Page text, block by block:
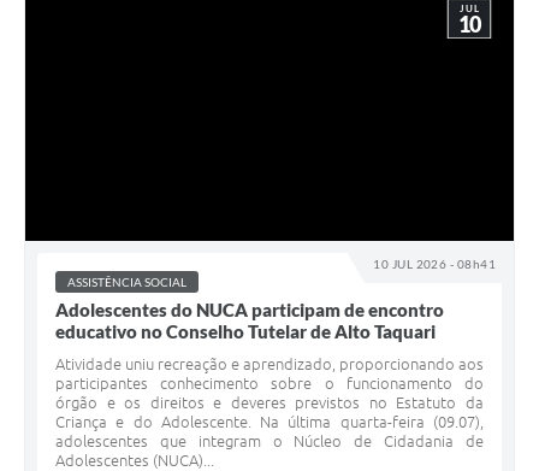
10 JUL 2026 - 08h41
JUL
10
ASSISTÊNCIA SOCIAL
Adolescentes do NUCA participam de encontro
educativo no Conselho Tutelar de Alto Taquari
Atividade uniu recreação e aprendizado, proporcionando aos
participantes conhecimento sobre o funcionamento do
órgão e os direitos e deveres previstos no Estatuto da
Criança e do Adolescente. Na última quarta-feira (09.07),
adolescentes que integram o Núcleo de Cidadania de
Adolescentes (NUCA)...